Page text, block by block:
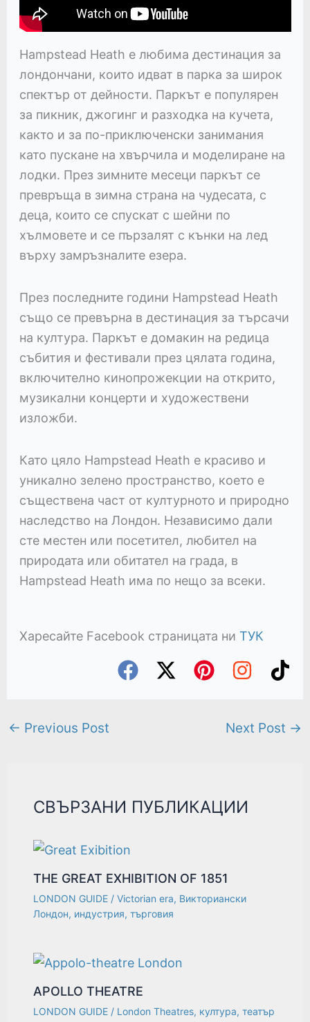
Hampstead Heath е любима дестинация за
лондончани, които идват в парка за широк
спектър от дейности. Паркът е популярен
за пикник, джогинг и разходка на кучета,
както и за по-приключенски занимания
като пускане на хвърчила и моделиране на
лодки. През зимните месеци паркът се
превръща в зимна страна на чудесата, с
деца, които се спускат с шейни по
хълмовете и се пързалят с кънки на лед
върху замръзналите езера.
През последните години Hampstead Heath
също се превърна в дестинация за търсачи
на култура. Паркът е домакин на редица
събития и фестивали през цялата година,
включително кинопрожекции на открито,
музикални концерти и художествени
изложби.
Като цяло Hampstead Heath е красиво и
уникално зелено пространство, което е
съществена част от културното и природно
наследство на Лондон. Независимо дали
сте местен или посетител, любител на
природата или обитател на града, в
Hampstead Heath има по нещо за всеки.
Харесайте Facebook страницата ни ТУК
← Previous Post Next Post →
СВЪРЗАНИ ПУБЛИКАЦИИ
THE GREAT EXHIBITION OF 1851
LONDON GUIDE /Victorian era, Викториански
Лондон, индустрия,търговия
APOLLO THEATRE
LONDON GUIDE / London Theatres, култура,театър